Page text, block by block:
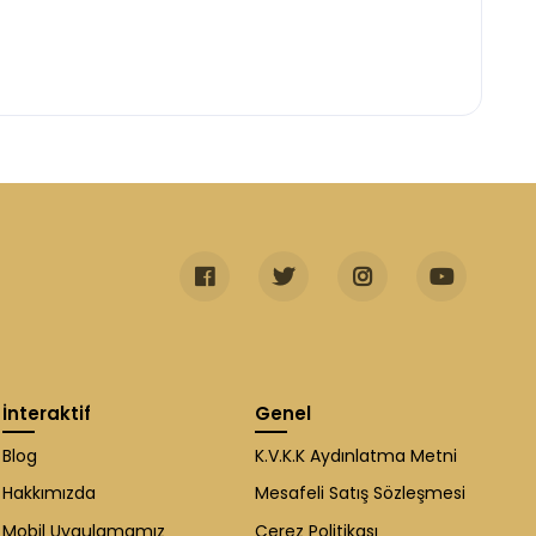
İnteraktif
Blog
Hakkımızda
Mobil Uygulamamız
Genel
K.V.K.K Aydınlatma Metni
Mesafeli Satış Sözleşmesi
Çerez Politikası